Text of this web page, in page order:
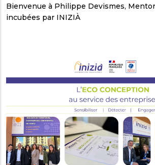
Bienvenue à Philippe Devismes,
incubées par INIZIÀ